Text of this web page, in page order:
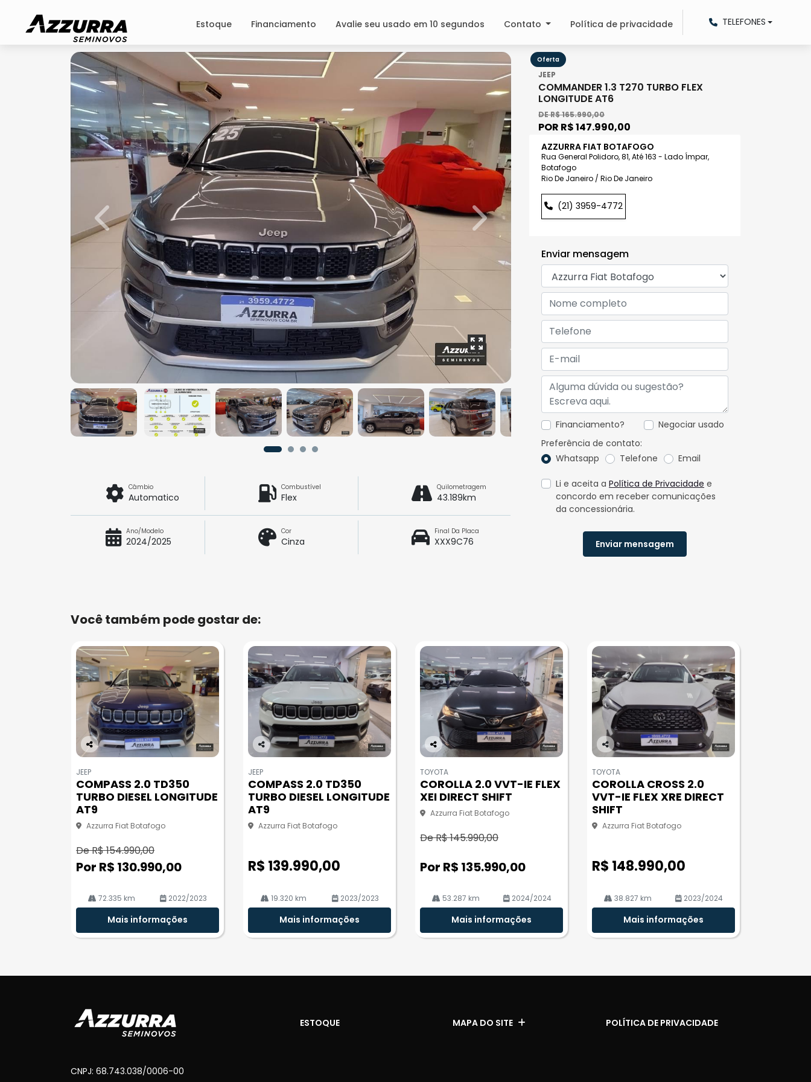
Estoque Financiamento Avalie seu usado em 10 segundos Contato Política de privacidade TELEFONES
Oferta
JEEP
COMMANDER 1.3 T270 TURBO FLEX
LONGITUDE AT6
DE R$ 165.990,00
POR R$ 147.990,00
AZZURRA FIAT BOTAFOGO
Rua General Polidoro, 81, Até 163 - Lado Ímpar,
Botafogo
Rio De Janeiro / Rio De Janeiro
(21) 3959-4772
Enviar mensagem
Financiamento?
Negociar usado
Preferência de contato:
Whatsapp
Telefone Email
Li e aceita a Política de Privacidade e
concordo em receber comunicações
da concessionária.
Enviar mensagem
Previous Next
Câmbio
Automatico
Combustível
Flex
Quilometragem
43.189km
Ano/Modelo
2024/2025
Cor
Cinza
Final Da Placa
XXX9C76
Você também pode gostar de:
Co
pa
rtil
he
JEEP
COMPASS 2.0 TD350
TURBO DIESEL LONGITUDE
AT9
Azzurra Fiat Botafogo
De R$ 154.990,00
Por R$ 130.990,00
72.335 km 2022/2023
Mais informações
Co
pa
rtil
he
JEEP
COMPASS 2.0 TD350
TURBO DIESEL LONGITUDE
AT9
Azzurra Fiat Botafogo
R$ 139.990,00
19.320 km 2023/2023
Mais informações
Co
pa
rtil
he
TOYOTA
COROLLA 2.0 VVT-IE FLEX
XEI DIRECT SHIFT
Azzurra Fiat Botafogo
De R$ 145.990,00
Por R$ 135.990,00
53.287 km 2024/2024
Mais informações
Co
pa
rtil
he
TOYOTA
COROLLA CROSS 2.0
VVT-IE FLEX XRE DIRECT
SHIFT
Azzurra Fiat Botafogo
R$ 148.990,00
38.827 km 2023/2024
Mais informações
ESTOQUE MAPA DO SITE POLÍTICA DE PRIVACIDADE
CNPJ: 68.743.038/0006-00